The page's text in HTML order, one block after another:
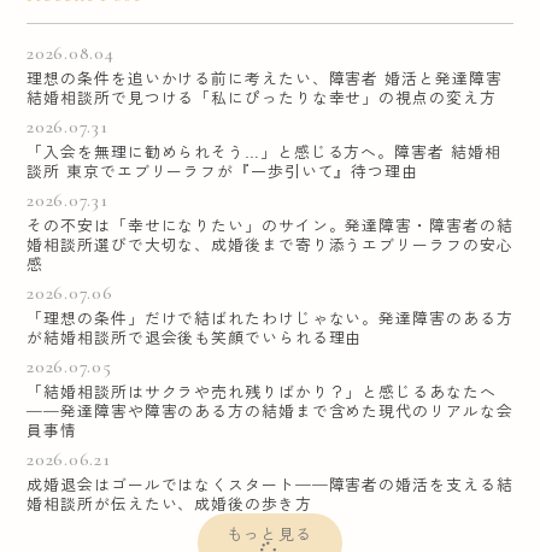
2026.08.04
理想の条件を追いかける前に考えたい、障害者 婚活と発達障害
結婚相談所で見つける「私にぴったりな幸せ」の視点の変え方
2026.07.31
「入会を無理に勧められそう…」と感じる方へ。障害者 結婚相
談所 東京でエブリーラフが『一歩引いて』待つ理由
2026.07.31
その不安は「幸せになりたい」のサイン。発達障害・障害者の結
婚相談所選びで大切な、成婚後まで寄り添うエブリーラフの安心
感
2026.07.06
「理想の条件」だけで結ばれたわけじゃない。発達障害のある方
が結婚相談所で退会後も笑顔でいられる理由
2026.07.05
「結婚相談所はサクラや売れ残りばかり？」と感じるあなたへ
──発達障害や障害のある方の結婚まで含めた現代のリアルな会
員事情
2026.06.21
成婚退会はゴールではなくスタート──障害者の婚活を支える結
婚相談所が伝えたい、成婚後の歩き方
もっと見る